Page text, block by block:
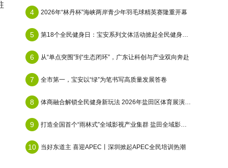
4 2026年“林丹杯”海峡两岸青少年羽毛球精英赛隆重开幕
5 第18个全民健身日：宝安系列文体活动掀起​全民健身热潮
6 从“单点突围”到“生态闭环”，广东让科创与产业双向奔赴
7 全市第一，宝安以“绿”为笔书写高质量发展答卷
8 体商融合解锁全民健身新玩法 2026年盐田区体育展演活动圆满举行
9 打造全国首个“雨林式”全域影视产业集群 盐田全域影视基地正式启用
10 当好东道主 喜迎APEC丨深圳掀起APEC全民培训热潮